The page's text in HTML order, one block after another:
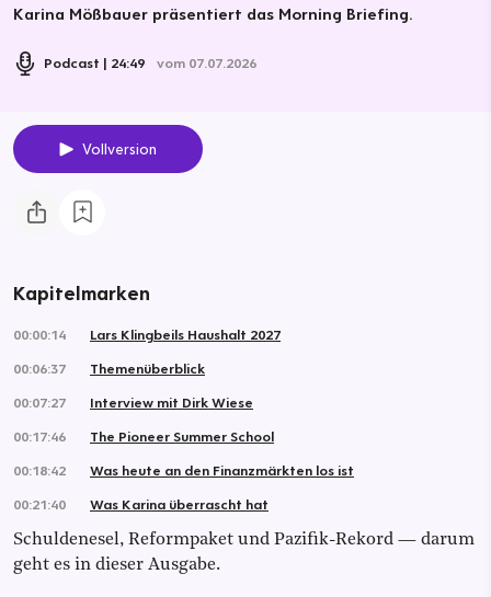
Karina Mößbauer präsentiert das Morning Briefing.
Podcast 24:49 vom 07.07.2026
Vollversion
Kapitelmarken
00:00:14
Lars Klingbeils Haushalt 2027
00:06:37
Themenüberblick
00:07:27
Interview mit Dirk Wiese
00:17:46
The Pioneer Summer School
00:18:42
Was heute an den Finanzmärkten los ist
00:21:40
Was Karina überrascht hat
Schuldenesel, Reformpaket und Pazifik-Rekord — darum
geht es in dieser Ausgabe.